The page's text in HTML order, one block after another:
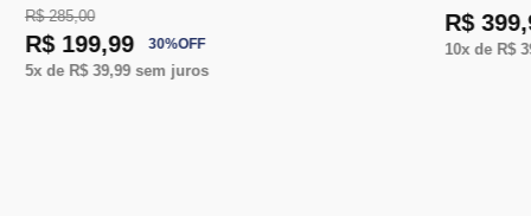
R$ 285,00
R$ 199,99 30%OFF
5x de R$ 39,99sem juros
R$
10x de R$